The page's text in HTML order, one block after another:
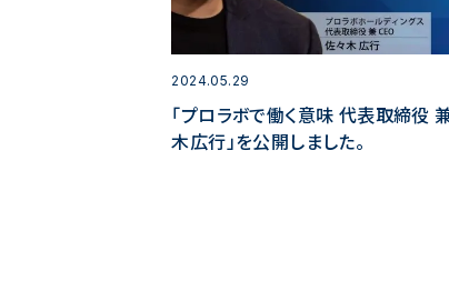
2024.05.29
「プロラボで働く意味 代表取締役
木広行」を公開しました。